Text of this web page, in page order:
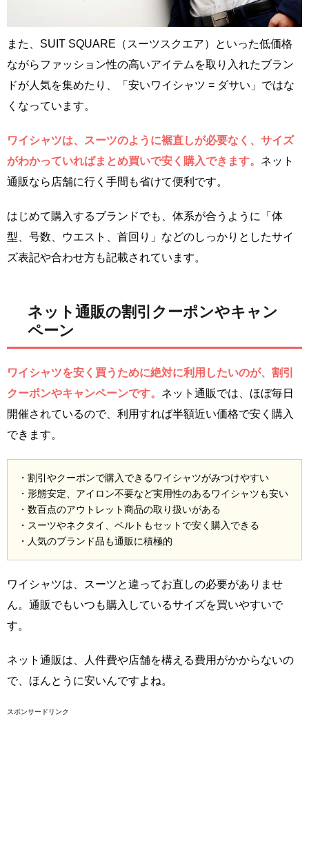
また、SUIT SQUARE（スーツスクエア）といった低価格
ながらファッション性の高いアイテムを取り入れたブラン
ドが人気を集めたり、「安いワイシャツ = ダサい」ではな
くなっています。
ワイシャツは、スーツのように裾直しが必要なく、サイズ
がわかっていればまとめ買いで安く購入できます。 ネット
通販なら店舗に行く手間も省けて便利です。
はじめて購入するブランドでも、体系が合うように「体
型、号数、ウエスト、首回り」などのしっかりとしたサイ
ズ表記や合わせ方も記載されています。
ネット通販の割引クーポンやキャン
ペーン
ワイシャツを安く買うために絶対に利用したいのが、割引
クーポンやキャンペーンです。 ネット通販では、ほぼ毎日
開催されているので、利用すれば半額近い価格で安く購入
できます。
・割引やクーポンで購入できるワイシャツがみつけやすい
・形態安定、アイロン不要など実用性のあるワイシャツも安い
・数百点のアウトレット商品の取り扱いがある
・スーツやネクタイ、ベルトもセットで安く購入できる
・人気のブランド品も通販に積極的
ワイシャツは、スーツと違ってお直しの必要がありませ
ん。通販でもいつも購入しているサイズを買いやすいで
す。
ネット通販は、人件費や店舗を構える費用がかからないの
で、ほんとうに安いんですよね。
スポンサードリンク